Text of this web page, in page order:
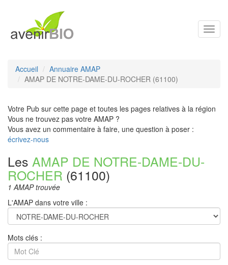
Accueil
Annuaire AMAP
AMAP DE NOTRE-DAME-DU-ROCHER (61100)
Votre Pub sur cette page et toutes les pages relatives à la région
Vous ne trouvez pas votre AMAP ?
Vous avez un commentaire à faire, une question à poser :
écrivez-nous
Les AMAP DE NOTRE-DAME-DU-
ROCHER (61100)
1 AMAP trouvée
L'AMAP dans votre ville :
Mots clés :